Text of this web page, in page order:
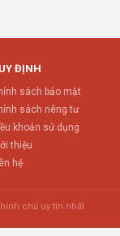
ĐỊNH
sách bảo mật
sách riêng tư
khoản sử dụng
thiệu
hệ
chủ uy tín nhất